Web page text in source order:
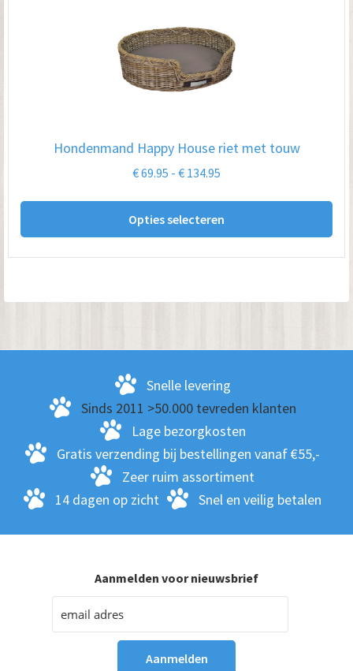
Hondenmand Happy House riet met touw
€69.95 - € 134.95
€ 134.95
Opties selecteren
Dit
Snelle levering
Sinds 2011 >50.000 tevreden klanten
Lage bezorgkosten
Gratis verzending bij bestellingen vanaf €55,-
Zeer ruim assortiment
14 dagen op zicht
Snel en veilig betalen
Aanmelden voor nieuwsbrief